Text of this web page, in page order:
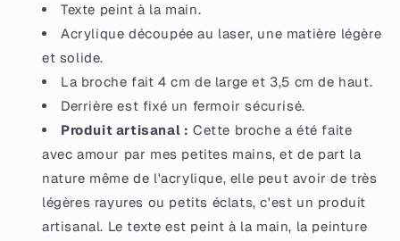
Texte peint à la main.
Acrylique découpée au laser, une matière légère
et solide.
La broche fait 4 cm de large et 3,5 cm de haut.
Derrière est fixé un fermoir sécurisé.
Produit artisanal : Cette broche a été faite
avec amour par mes petites mains, et de part la
nature même de l'acrylique, elle peut avoir de très
légères rayures ou petits éclats, c'est un produit
artisanal. Le texte est peint à la main, la peinture